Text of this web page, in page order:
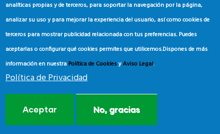
analíticas propias y de terceros, para soportar la navegación por la página,
analizar su uso y para mejorar la experiencia del usuario, así como cookies de
terceros para mostrar publicidad relacionada con tus preferencias. Puedes
aceptarlas o configurar qué cookies permites que utilicemos.Dispones de más
información en nuestra Política de CookiesyAviso Legal.
Política de Privacidad
Aceptar No, gracias